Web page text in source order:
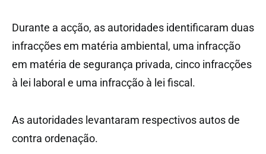
Durante a acção, as autoridades identificaram duas
infracções em matéria ambiental, uma infracção
em matéria de segurança privada, cinco infracções
à lei laboral e uma infracção à lei fiscal.
As autoridades levantaram respectivos autos de
contra ordenação.